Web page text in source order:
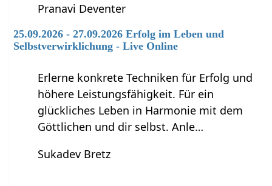
Pranavi Deventer
25.09.2026 - 27.09.2026 Erfolg im Leben und
Selbstverwirklichung - Live Online
Erlerne konkrete Techniken für Erfolg und
höhere Leistungsfähigkeit. Für ein
glückliches Leben in Harmonie mit dem
Göttlichen und dir selbst. Anle…
Sukadev Bretz